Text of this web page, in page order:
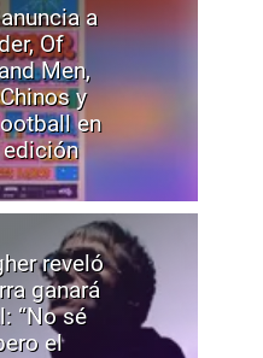
a
Of
Men,
y
en
edición
reveló
ganará
“No sé
el